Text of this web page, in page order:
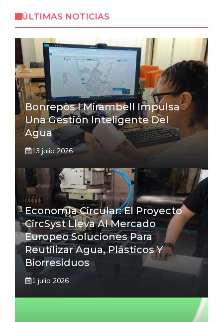
ÚLTIMAS NOTICIAS
Bonrepòs I Mirambell Impulsa
Una Gestión Inteligente Del
Agua
13 julio 2026
Economía Circular: El Proyecto
CircSyst Lleva Al Mercado
Europeo Soluciones Para
Reutilizar Agua, Plásticos Y
Biorresiduos
1 julio 2026